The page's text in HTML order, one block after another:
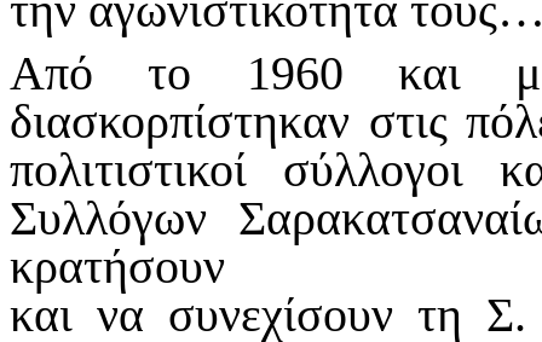
Από το 1960 και
διασκορπίστηκαν στις
πολιτιστικοί
Συλλόγων
κρατήσουν
και να συνεχίσουν τη